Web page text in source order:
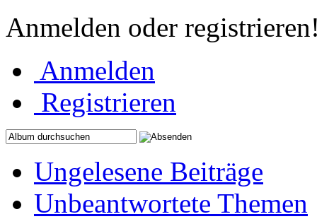
Anmelden oder
Anmelden
Registrieren
Ungelesene Beiträge
Unbeantwortete Themen